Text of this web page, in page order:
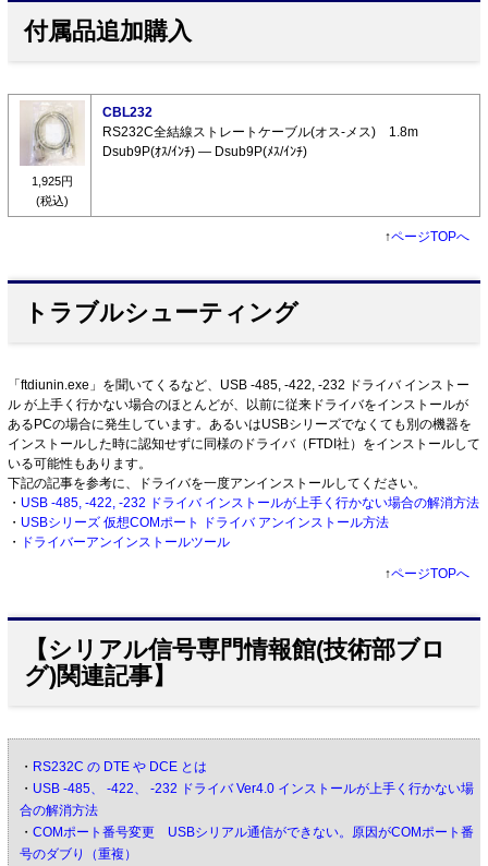
付属品追加購入
1,925円
(税込)
CBL232
RS232C全結線ストレートケーブル(オス-メス) 1.8m
Dsub9P(ｵｽ/ｲﾝﾁ) ― Dsub9P(ﾒｽ/ｲﾝﾁ)
↑ページTOPへ
トラブルシューティング
「ftdiunin.exe」を聞いてくるなど、USB -485, -422, -232 ドライバ インストー
ル が上手く行かない場合のほとんどが、以前に従来ドライバをインストールが
あるPCの場合に発生しています。あるいはUSBシリーズでなくても別の機器を
インストールした時に認知せずに同様のドライバ（FTDI社）をインストールして
いる可能性もあります。
下記の記事を参考に、ドライバを一度アンインストールしてください。
・ USB -485, -422, -232 ドライバ インストールが上手く行かない場合の解消方法
・ USBシリーズ 仮想COMポート ドライバ アンインストール方法
・
ドライバーアンインストールツール
↑ページTOPへ
【シリアル信号専門情報館(技術部ブロ
グ)関連記事】
・ RS232C の DTE や DCE とは
・ USB -485、 -422、 -232 ドライバ Ver4.0 インストールが上手く行かない場
合の解消方法
・ COMポート番号変更 USBシリアル通信ができない。原因がCOMポート番
号のダブり（重複）